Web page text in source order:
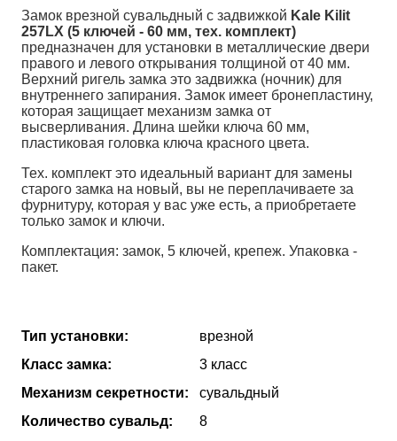
Замок врезной сувальдный с задвижкой Kale Kilit
257LX (5 ключей - 60 мм, тех. комплект)
предназначен для установки в металлические двери
правого и левого открывания толщиной от 40 мм.
Верхний ригель замка это задвижка (ночник) для
внутреннего запирания. Замок имеет бронепластину,
которая защищает механизм замка от
высверливания. Длина шейки ключа 60 мм,
пластиковая головка ключа красного цвета.
Тех. комплект это идеальный вариант для замены
старого замка на новый, вы не переплачиваете за
фурнитуру, которая у вас уже есть, а приобретаете
только замок и ключи.
Комплектация: замок, 5 ключей, крепеж. Упаковка -
пакет.
Тип установки:
врезной
Класс замка:
3 класс
Механизм секретности:
сувальдный
Количество сувальд:
8